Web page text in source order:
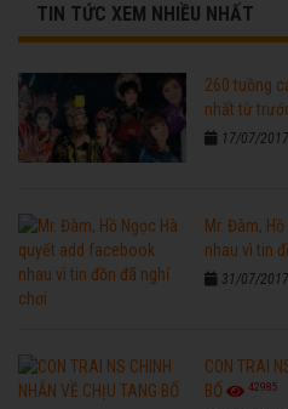
TIN TỨC XEM NHIỀU NHẤT
260 tuồng
nhất từ
17/07/
Mr. Đàm,
nhau vì tin
31/07/
CON TRAI
BỐ
42985